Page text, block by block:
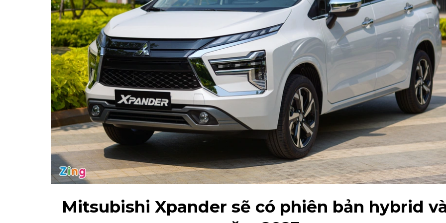
Mitsubishi Xpander sẽ có phiên bản hybrid